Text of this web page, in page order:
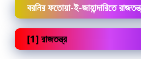
বরনির ফতােয়া-ই-জাহান্দারিতে
[1] রাজতন্ত্র